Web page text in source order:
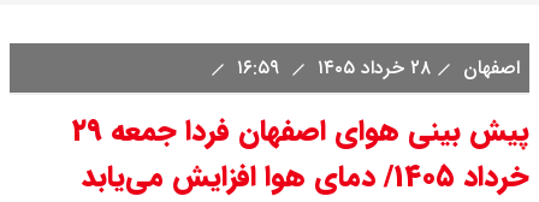
اصفهان ۲۸ خرداد ۱۴۰۵
پیش بینی هوای اصفهان فردا جمعه ۲۹
خرداد ۱۴۰۵/ دمای هوا افزایش می‌یابد